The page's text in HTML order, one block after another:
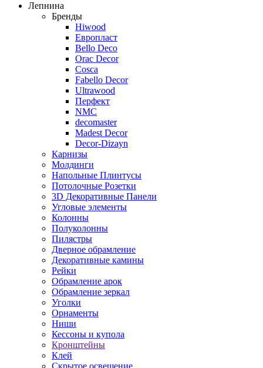
Лепнина
Бренды
Hiwood
Европласт
Bello Deco
Orac Decor
Cosca
Fabello Decor
Ultrawood
Перфект
NMC
decomaster
Madest Decor
Decor-Dizayn
Карнизы
Молдинги
Напольные Плинтусы
Потолочные Розетки
3D Декоративные Панели
Угловые элементы
Колонны
Полуколонны
Пилястры
Дверное обрамление
Декоративные камины
Рейки
Обрамление арок
Обрамление зеркал
Уголки
Орнаменты
Ниши
Кессоны и купола
Кронштейны
Клей
Скрытое освещение